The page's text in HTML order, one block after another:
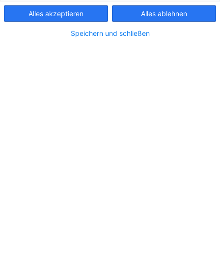
BEITRAG ANSEHEN
TEILEN
Alles akzeptieren Alles ablehnen
Speichern und schließen